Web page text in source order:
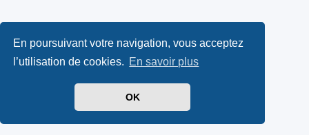
En poursuivant votre navigation, vous acceptez
l’utilisation de cookies. En savoir plus
OK